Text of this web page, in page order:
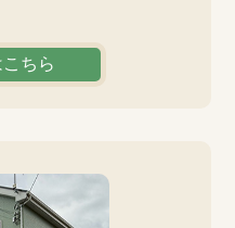
こちら